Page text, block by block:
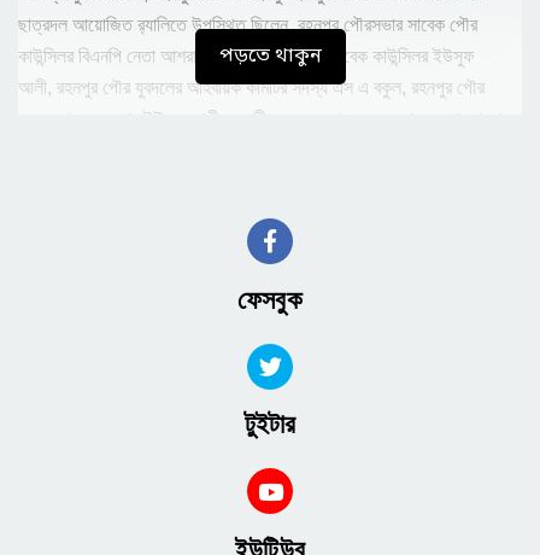
ছাত্রদল আয়োজিত র‍্যালিতে উপস্থিত ছিলেন, রহনপুর পৌরসভার সাবেক পৌর
কাউন্সিলর বিএনপি নেতা আশরাফুল হক, রহনপুর পৌর সাবেক কাউন্সিলর ইউসুফ
আলী, রহনপুর পৌর যুবদলের আহবায়ক কমিটির সদস্য এস এ বকুল, রহনপুর পৌর
যুবদল ডাবলু, রহনপুর ইউসুফ আলী সরকারী কলেজের ছাত্র দলের সাবেক যুগ্ম আহবায়ক
বিপ্লবসহ বিএনপি ও অঙ্গ সহযোগী সংগঠনের নেতা-কর্মীরা।
পড়তে থাকুন
ফেসবুক
টুইটার